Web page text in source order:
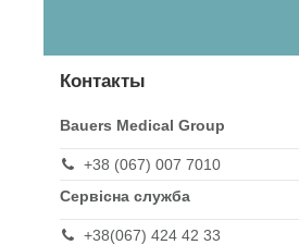
Контакты
Bauers Medical Group
+38 (067) 007 7010
Сервісна служба
+38(067) 424 42 33